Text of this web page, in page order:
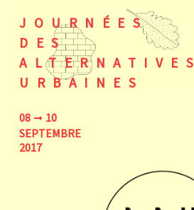
08
10
SEPTEMBRE
2017
JOURNÉES
DES
ALTERNATIVES
URBAINES